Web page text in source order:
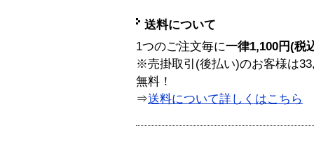
送料について
1つのご注文毎に一律1,100円(税
※売掛取引(後払い)のお客様は
無料！
⇒送料について詳しくはこちら